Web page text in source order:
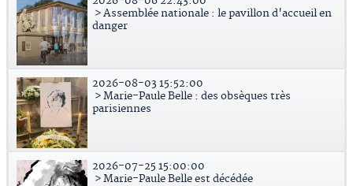
> Assemblée nationale : le pavillon d'accueil en
danger
2026-08-03 15:52:00
> Marie-Paule Belle : des obsèques très
parisiennes
2026-07-25 15:00:00
> Marie-Paule Belle est décédée